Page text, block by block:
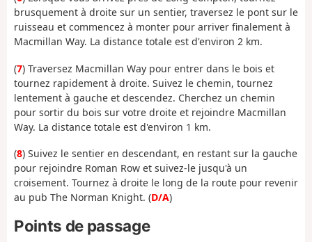
brusquement à droite sur un sentier, traversez le pont sur le
ruisseau et commencez à monter pour arriver finalement à
Macmillan Way. La distance totale est d'environ 2 km.
(7) Traversez Macmillan Way pour entrer dans le bois et
tournez rapidement à droite. Suivez le chemin, tournez
lentement à gauche et descendez. Cherchez un chemin
pour sortir du bois sur votre droite et rejoindre Macmillan
Way. La distance totale est d'environ 1 km.
(8) Suivez le sentier en descendant, en restant sur la gauche
pour rejoindre Roman Row et suivez-le jusqu'à un
croisement. Tournez à droite le long de la route pour revenir
au pub The Norman Knight. (D/A)
Points de passage